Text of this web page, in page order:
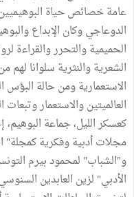
عامة خصائص حياة
الدوعاجي وكان الإبداع
الحميمية والتحرر والقراءة
الشعرية والنثرية سلوانا لهم
الاستعمارية ومن حالة البؤس
العالميتين والاستعمار
كعسكر الليل، جماعة
مجلات أدبية وفكرية كمجلة"
و"الشباب" لمحمود بيرم
الأدبي" لزين العابدين